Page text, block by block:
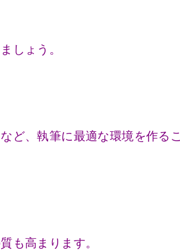
しょう。
ど、執筆に最適な環境を作るこ
も高まります。